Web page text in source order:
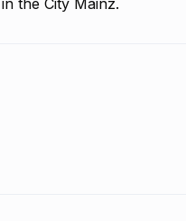
the City Mainz.